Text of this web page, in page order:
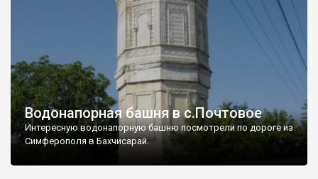
Водонапорная башня в с.Почтовое
Интересную водонапорную башню посмотрели по дороге из
Симферополя в Бахчисарай.